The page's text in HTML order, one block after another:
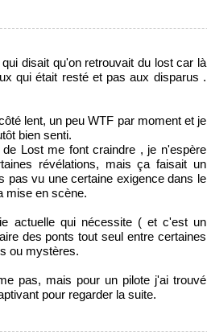
disait qu'on retrouvait du lost car là
qui était resté et pas aux disparus .
lent, un peu WTF par moment et je
bien senti.
Lost me font craindre , je n'espère
révélations, mais ça faisait un
pas vu une certaine exigence dans le
mise en scène.
actuelle qui nécessite ( et c'est un
des ponts tout seul entre certaines
ou mystères.
pas, mais pour un pilote j'ai trouvé
pour regarder la suite.